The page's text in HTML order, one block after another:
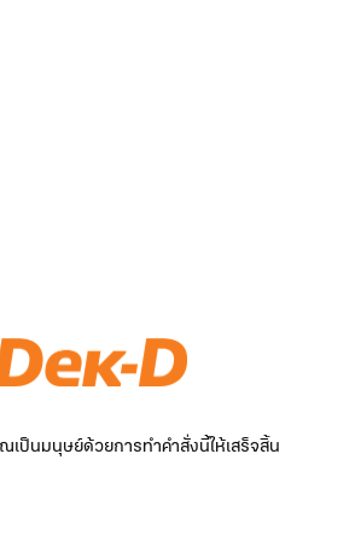
เป็นมนุษย์ด้วยการทำคำสั่งนี้ให้เสร็จสิ้น